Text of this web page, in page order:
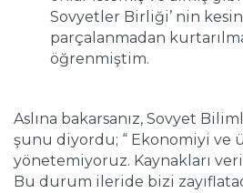
Sovyetler Birliği’ nin
parçalanmadan
öğrenmiştim.
Aslına bakarsanız, Sovyet
şunu diyordu; “ Ekonomiyi ve
yönetemiyoruz. Kaynakları
Bu durum ileride bizi